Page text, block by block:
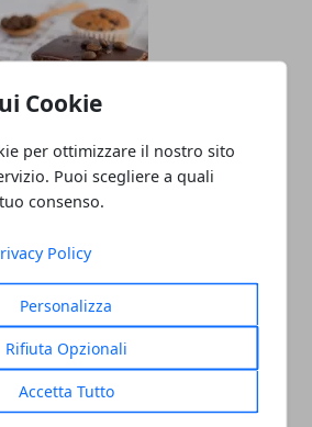
Cookie
per ottimizzare il nostro sito
Puoi scegliere a quali
consenso.
Policy
Personalizza
Rifiuta Opzionali
Accetta Tutto
fare con un robot da